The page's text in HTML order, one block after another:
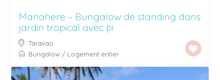
Manahere – Bungalow de standing dans
jardin tropical avec pi
Taravao
Bungalow / Logement entier